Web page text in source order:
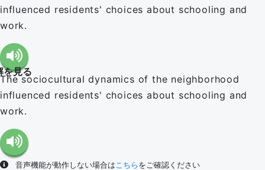
influenced residents' choices about schooling and
work.
を見る
The sociocultural dynamics of the neighborhood
influenced residents' choices about schooling and
work.
音声機能が動作しない場合はこちら をご確認ください